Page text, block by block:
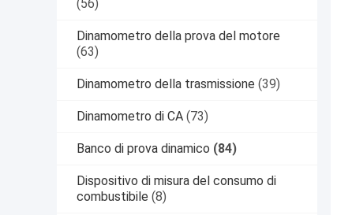
(56)
Dinamometro della prova del motore
(63)
Dinamometro della trasmissione (39)
Dinamometro di CA (73)
Banco di prova dinamico (84)
Dispositivo di misura del consumo di
combustibile (8)